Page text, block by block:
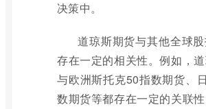
决策中。
道琼斯期货与其他全球
存在一定的相关性。例如，
与欧洲斯托克50指数期货、
数期货等都存在一定的关联